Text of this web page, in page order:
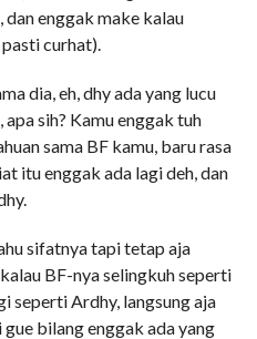
enggak make kalau
pasti curhat).
dia, eh, dhy ada yang lucu
sih? Kamu enggak tuh
sama BF kamu, baru rasa
itu enggak ada lagi deh, dan
sifatnya tapi tetap aja
BF-nya selingkuh seperti
seperti Ardhy, langsung aja
bilang enggak ada yang